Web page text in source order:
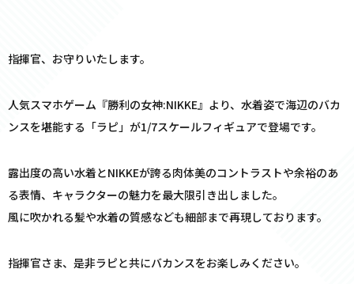
指揮官、お守りいたします。
人気スマホゲーム『勝利の女神:NIKKE』より、水着姿で海辺のバカ
ンスを堪能する「ラピ」が1/7スケールフィギュアで登場です。
露出度の高い水着とNIKKEが誇る肉体美のコントラストや余裕のあ
る表情、キャラクターの魅力を最大限引き出しました。
風に吹かれる髪や水着の質感なども細部まで再現しております。
指揮官さま、是非ラピと共にバカンスをお楽しみください。